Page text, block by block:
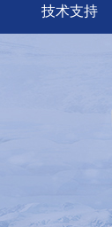
技术支持